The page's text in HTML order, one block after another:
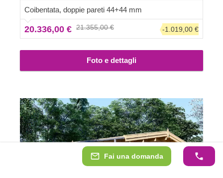
Fai una domanda
Coibentata, doppie pareti 44+44 mm
20.336,00 € 21.355,00 € -1.019,00 €
Foto e dettagli